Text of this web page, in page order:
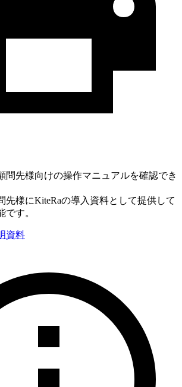
問先様向けの操作マニュアルを確認でき
先様にKiteRaの導入資料として提供して
です。
資料